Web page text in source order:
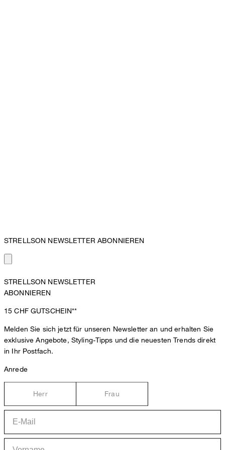
STRELLSON NEWSLETTER ABONNIEREN
STRELLSON NEWSLETTER
ABONNIEREN
15 CHFGUTSCHEIN**
Melden Sie sich jetzt für unseren Newsletter an und erhalten Sie
exklusive Angebote, Styling-Tipps und die neuesten Trends direkt
in Ihr Postfach.
Anrede
Herr Frau